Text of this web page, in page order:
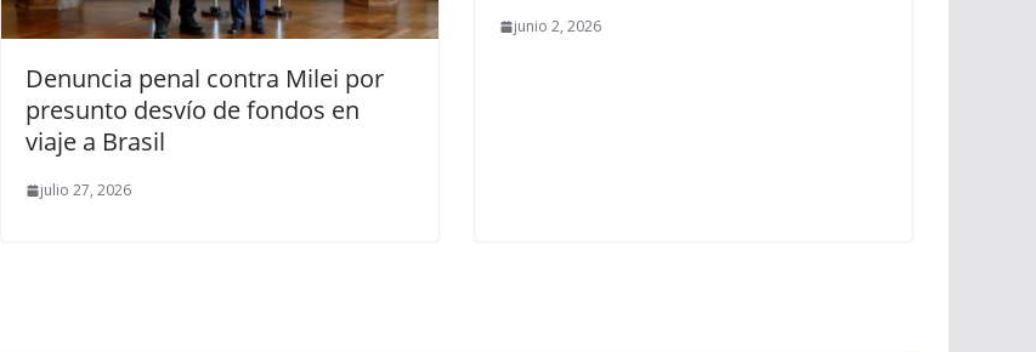
Denuncia penal contra Milei por
presunto desvío de fondos en
viaje a Brasil
julio 27, 2026
junio 2, 2026